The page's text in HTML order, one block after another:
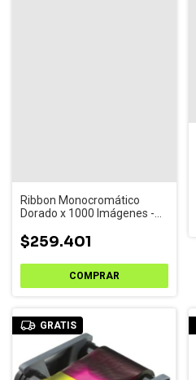
Ribbon Monocromático
Dorado x 1000 Imágenes -
$259.401
GRATIS